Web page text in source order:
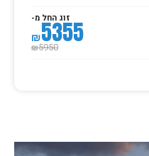
זוג החל מ-
₪5355
₪5950